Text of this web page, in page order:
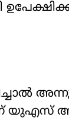
യുഎസ്